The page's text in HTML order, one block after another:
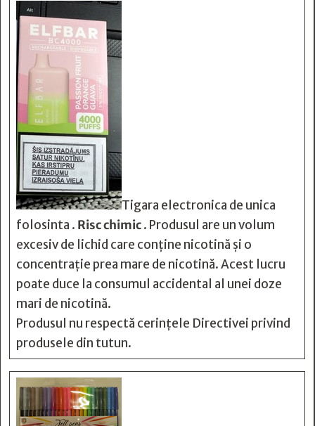
Tigara electronica de unica
folosinta . Risc chimic. Produsul are un volum
excesiv de lichid care conține nicotină și o
concentrație prea mare de nicotină. Acest lucru
poate duce la consumul accidental al unei doze
mari de nicotină.
Produsul nu respectă cerințele Directivei privind
produsele din tutun.